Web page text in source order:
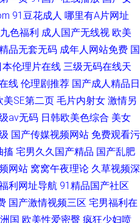
91豆花成人 哪里有A片网址
色福利 成人国产无线视 欧美
品无套无码 成年人网站免费 国
本伦理片在线 三级无码在线天
线 伦理剧推荐 国产成人精品日
美SE第二页 毛片内射女 激情另
av无码 日韩欧美色综合 美女
国产传媒视频网站 免费观看污
搐 宅男久久国产精品 国产乱肥
网站 窝窝午夜理论 久草视频深
利网址导航 91精品国产社区
国产激情视频三区 宅男福利在
国 欧美性爱密臀 疯狂少妇喷